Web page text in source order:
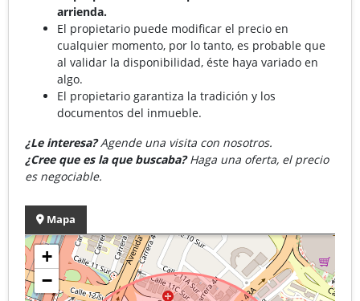
arrienda.
El propietario puede modificar el precio en
cualquier momento, por lo tanto, es probable que
al validar la disponibilidad, éste haya variado en
algo.
El propietario garantiza la tradición y los
documentos del inmueble.
¿Le interesa?Agende una visita con nosotros.
¿Cree que es la que buscaba?Haga una oferta, el precio
es negociable.
Mapa
+
−